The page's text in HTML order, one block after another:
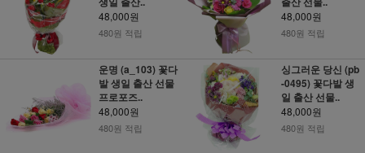
48,000원
480원 적립
48,000원
480원 적립
운명 (a_103) 꽃다
발 생일 출산 선물
프로포즈..
48,000원
480원 적립
싱그러운 당신 (pb
-0495) 꽃다발 생
일 출산 선물..
48,000원
480원 적립